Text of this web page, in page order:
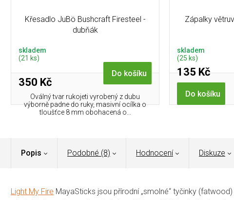
Křesadlo JuBö Bushcraft Firesteel -
dubňák
skladem
(21 ks)
350 Kč
Do košíku
Oválný tvar rukojeti vyrobený z dubu
výborně padne do ruky, masivní ocílka o
tloušťce 8 mm obohacená o...
Zápalky
skladem
(25 ks)
135 Kč
Do košíku
Popis Podobné (8) Hodnocení Diskuze
Light My Fire MayaSticks jsou přírodní „smolné“ tyčinky